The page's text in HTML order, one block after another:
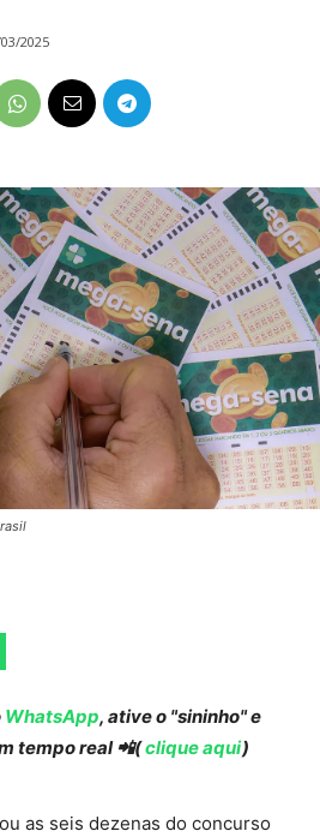
2025
WhatsApp, ative o "sininho" e
tempo real 📲(clique aqui)
as seis dezenas do concurso